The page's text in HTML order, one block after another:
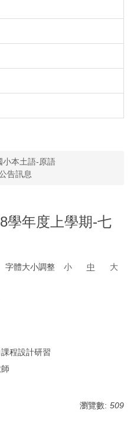
小本土語-原語
告訊息
學年度上學期-七
字體大小調整 小 中
大
程設計研習
瀏覽數: 509